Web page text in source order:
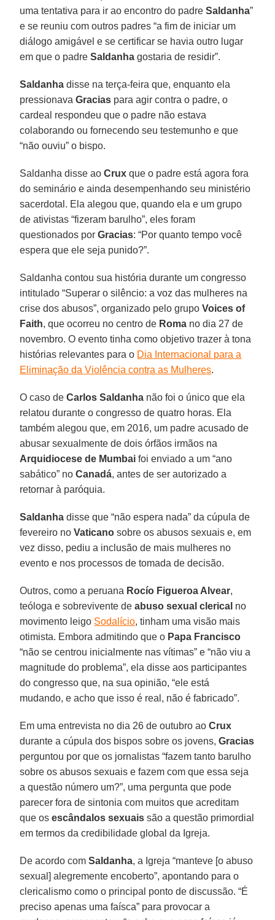
uma tentativa para ir ao encontro do padreSaldanha”
e se reuniu com outros padres “a fim de iniciar um
diálogo amigável e se certificar se havia outro lugar
em que o padreSaldanha gostaria de residir”.
Saldanha disse na terça-feira que, enquanto ela
pressionavaGracias para agir contra o padre, o
cardeal respondeu que o padre não estava
colaborando ou fornecendo seu testemunho e que
“não ouviu” o bispo.
Saldanha disse aoCrux que o padre está agora fora
do seminário e ainda desempenhando seu ministério
sacerdotal. Ela alegou que, quando ela e um grupo
de ativistas “fizeram barulho”, eles foram
questionados porGracias: “Por quanto tempo você
espera que ele seja punido?”.
Saldanha contou sua história durante um congresso
intitulado “Superar o silêncio: a voz das mulheres na
crise dos abusos”, organizado pelo grupoVoices of
Faith, que ocorreu no centro de Roma no dia 27 de
novembro. O evento tinha como objetivo trazer à tona
histórias relevantes para o Dia Internacional para a
Eliminação da Violência contra as Mulheres.
O caso deCarlos Saldanha não foi o único que ela
relatou durante o congresso de quatro horas. Ela
também alegou que, em 2016, um padre acusado de
abusar sexualmente de dois órfãos irmãos na
Arquidiocese de Mumbai foi enviado a um “ano
sabático” noCanadá, antes de ser autorizado a
retornar à paróquia.
Saldanha disse que “não espera nada” da cúpula de
fevereiro noVaticano sobre os abusos sexuais e, em
vez disso, pediu a inclusão de mais mulheres no
evento e nos processos de tomada de decisão.
Outros, como a peruana Rocío Figueroa Alvear,
teóloga e sobrevivente deabuso sexual clerical no
movimento leigo Sodalício, tinham uma visão mais
otimista. Embora admitindo que o Papa Francisco
“não se centrou inicialmente nas vítimas” e “não viu a
magnitude do problema”, ela disse aos participantes
do congresso que, na sua opinião, “ele está
mudando, e acho que isso é real, não é fabricado”.
Em uma entrevista no dia 26 de outubro aoCrux
durante a cúpula dos bispos sobre os jovens,Gracias
perguntou por que os jornalistas “fazem tanto barulho
sobre os abusos sexuais e fazem com que essa seja
a questão número um?”, uma pergunta que pode
parecer fora de sintonia com muitos que acreditam
que osescândalos sexuais são a questão primordial
em termos da credibilidade global da Igreja.
De acordo comSaldanha, a Igreja “manteve [o abuso
sexual] alegremente encoberto”, apontando para o
clericalismo como o principal ponto de discussão. “É
preciso apenas uma faísca” para provocar a